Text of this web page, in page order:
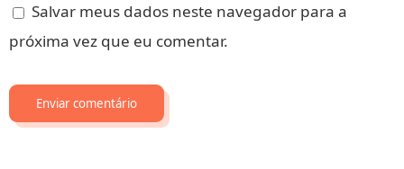
Salvar meus dados neste navegador para a
próxima vez que eu comentar.